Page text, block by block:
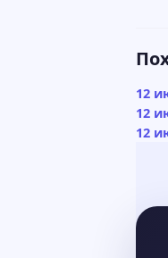
12
12
12